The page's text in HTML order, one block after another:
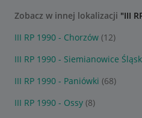
Zobacz w innej lokalizacji "III
III RP 1990 - Chorzów (12)
III RP 1990 - Siemianowice
III RP 1990 - Paniówki (68)
III RP 1990 - Ossy (8)